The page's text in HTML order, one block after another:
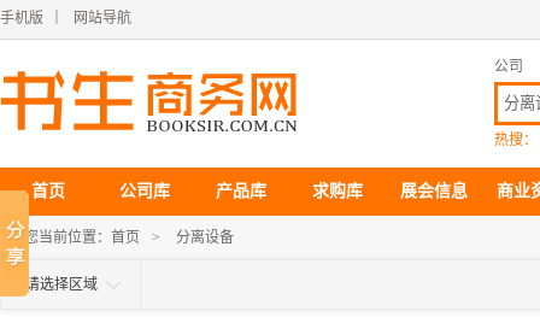
手机版 网站导航
公司
热搜：
首页 公司库 产品库 求购库 展会信息 商业
您当前位置： 首页 > 分离设备
请选择区域